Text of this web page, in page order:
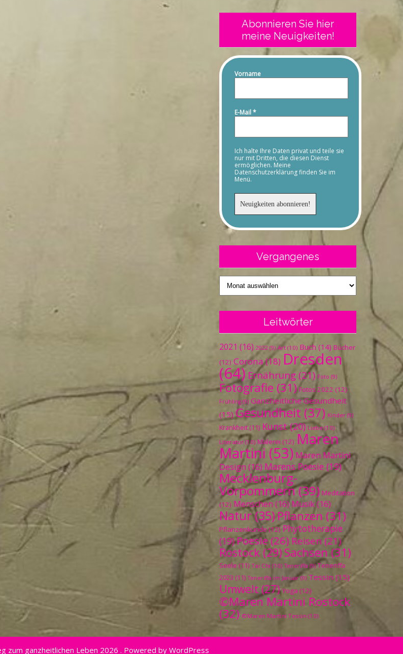
Abonnieren Sie hier
meine Neuigkeiten!
Vorname
E-Mail*
Ich halte Ihre Daten privat und teile sie
nur mit Dritten, die diesen Dienst
ermöglichen. Meine
Datenschutzerklärung finden Sie im
Menü.
Vergangenes
Vergangenes
Leitwörter
2021 (16) 2022 (9) Art (10) Buch (14) Bücher
(12) Corona(18) Dresden
(64) Ernährung (21) Foto (9)
Fotografie (31) Fotos 2022 (12)
Frühling (9) Ganzheitliche Gesundheit
(15) Gesundheit (37) Kinder (9)
Krankheit (11) Kunst(20) Liebe(10)
Literatur (10) Malerei (12) Maren
Martini(53) Maren Martini
Design (16) Marens Poesie (19)
Mecklenburg-
Vorpommern(39) Meditation
(12) Menschen (16) Musik(16)
Natur(35)Pflanzen (31)
Pflanzenkunde(12) Phytotherapie
(19)Poesie(26) Reisen(21)
Rostock (29) Sachsen (31)
Seele (11) Tai Chi (10) Teneriffa (9) Teneriffa
2023 (11) Teneriffa im Januar(9) Tessin (15)
Umwelt (27) Yoga (12)
©Maren Martini Rostock
(32) ©Maren Martini Tessin (10)
zum ganzheitlichen Leben 2026 . Powered by WordPress